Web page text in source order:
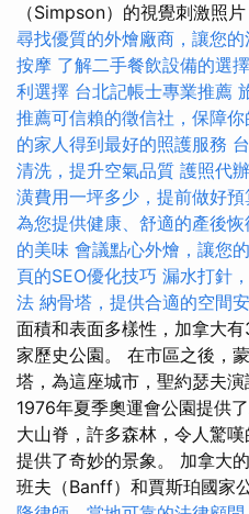
（Simpson）的視覺刺激照
尋找優質的外燴廠商，讓您
按摩 了解二手餐飲設備的選
利選擇 台北記帳士專業推薦
推薦可信賴的徵信社，保障你
的家人得到最好的照護服務
清洗，提升空氣品質 護照代
潢費用一坪多少，提前做好預
為您提供健康、舒適的產後恢
的美味 會議點心外燴，讓您
頁的SEO優化技巧 漏水打針
法 納骨塔，提供合適的空間
面積和表面多樣性，加拿大
家歷史公園。 在市區之後，
塔，為這座城市，聖約瑟夫
1976年夏季奧運會公園提供
大山脊，許多森林，令人驚
提供了奇妙的景象。 加拿大
班夫（Banff）和賈斯珀國家